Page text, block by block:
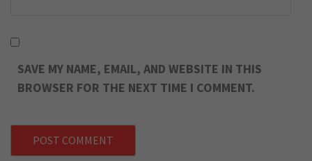
SAVE MY NAME, EMAIL, AND WEBSITE IN THIS
BROWSER FOR THE NEXT TIME I COMMENT.